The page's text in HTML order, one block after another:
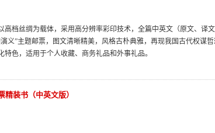
高档丝绸为载体，采用高分辨率彩印技术，全篇中英文（原文、译文
义”主题邮票，图文清晰精美，风格古朴典雅，再现我国古代权谋
色，适用于个人收藏、商务礼品和外事礼品。
精装书（中英文版）